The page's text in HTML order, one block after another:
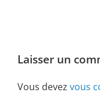
Laisser un
Vous devez vous